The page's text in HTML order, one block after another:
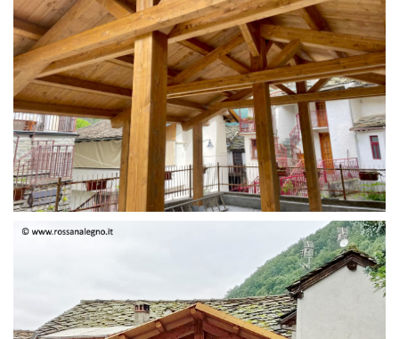
STRUTTURA IN ABETE LAMELLARE